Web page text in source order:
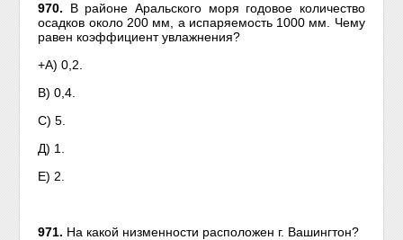
970. В районе Аральского моря годовое количество
осадков около 200 мм, а испаряемость 1000 мм. Чему
равен коэффициент увлажнения?
+A) 0,2.
В) 0,4.
С) 5.
Д) 1.
Е) 2.
971. На какой низменности расположен г. Вашингтон?